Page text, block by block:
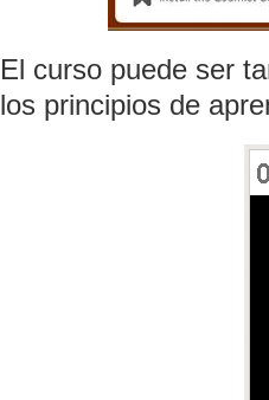
El curso puede ser
los principios de